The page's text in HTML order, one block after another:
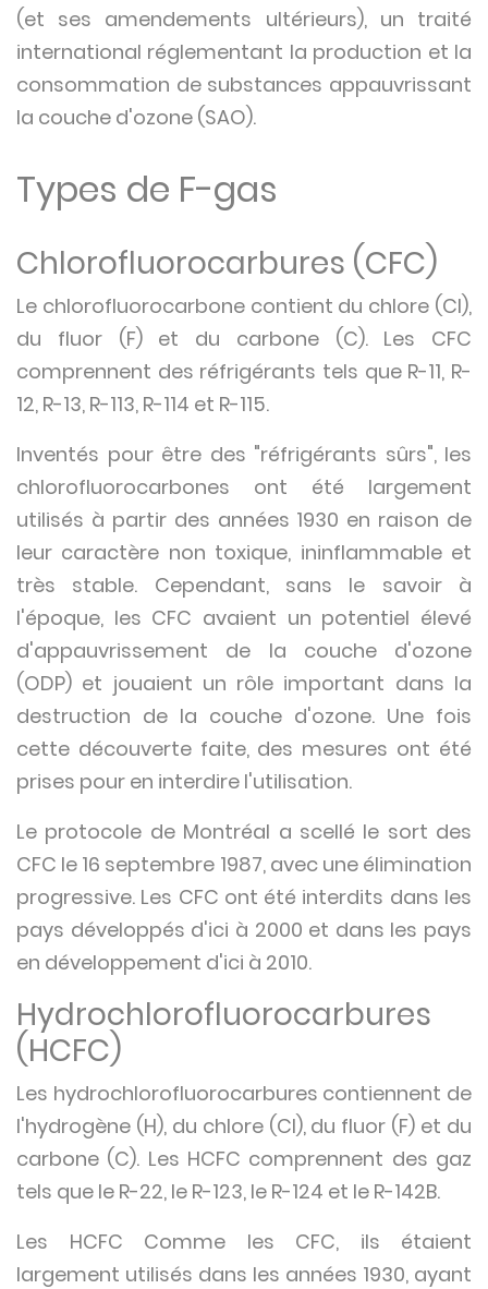
(et ses amendements ultérieurs), un traité
international réglementant la production et la
consommation de substances appauvrissant
la couche d'ozone (SAO).
Types de F-gas
Chlorofluorocarbures (CFC)
Le chlorofluorocarbone contient du chlore (Cl),
du fluor (F) et du carbone (C). Les CFC
comprennent des réfrigérants tels que R-11, R-
12, R-13, R-113, R-114 et R-115.
Inventés pour être des "réfrigérants sûrs", les
chlorofluorocarbones ont été largement
utilisés à partir des années 1930 en raison de
leur caractère non toxique, ininflammable et
très stable. Cependant, sans le savoir à
l'époque, les CFC avaient un potentiel élevé
d'appauvrissement de la couche d'ozone
(ODP) et jouaient un rôle important dans la
destruction de la couche d'ozone. Une fois
cette découverte faite, des mesures ont été
prises pour en interdire l'utilisation.
Le protocole de Montréal a scellé le sort des
CFC le 16 septembre 1987, avec une élimination
progressive. Les CFC ont été interdits dans les
pays développés d'ici à 2000 et dans les pays
en développement d'ici à 2010.
Hydrochlorofluorocarbures
(HCFC)
Les hydrochlorofluorocarbures contiennent de
l'hydrogène (H), du chlore (Cl), du fluor (F) et du
carbone (C). Les HCFC comprennent des gaz
tels que le R-22, le R-123, le R-124 et le R-142B.
Les HCFC Comme les CFC, ils étaient
largement utilisés dans les années 1930, ayant